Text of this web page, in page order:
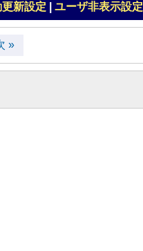
更新設定 ユーザ非表示設定
»